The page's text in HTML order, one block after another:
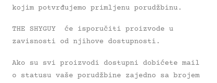
kojim potvrđujemo primljenu porudžbinu.
THE SHYGUY će isporučiti proizvode u
zavisnosti od njihove dostupnosti.
Ako su svi proizvodi dostupni dobićete mail
o statusu vaše porudžbine zajedno sa brojem